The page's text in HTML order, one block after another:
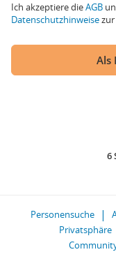
Ich akzeptiere dieAGB
Datenschutzhinweise
Als
6
Personensuche
Privatsphäre